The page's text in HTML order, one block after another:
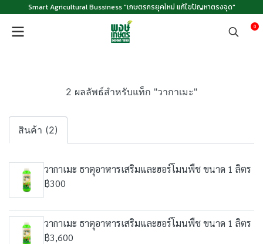
Smart Agricultural Bussiness "เกษตรกรยุคใหม่ แก้ไขปัญหาตรงจุด"
0
2 ผลลัพธ์สำหรับแท็ก "วากาเมะ"
สินค้า (2)
วากาเมะ ธาตุอาหารเสริมและฮอร์โมนพืช ขนาด 1 ลิตร
฿300
วากาเมะ ธาตุอาหารเสริมและฮอร์โมนพืช ขนาด 1 ลิตร
฿3,600